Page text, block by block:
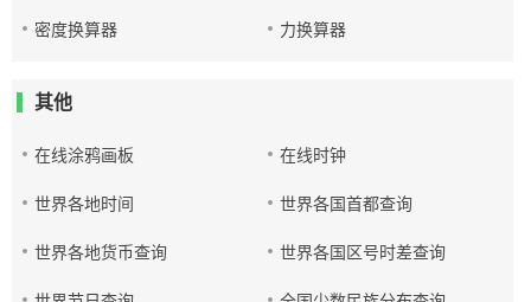
密度换算器 力换算器
其他
在线涂鸦画板 在线时钟
世界各地时间 世界各国首都查询
世界各地货币查询 世界各国区号时差查询